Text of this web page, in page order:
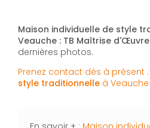
Maison individuelle de style
Veauche : TB Maîtrise d'Œuvre
dernières photos.
Prenez contact dès à présent :
style traditionnelle à Veauche